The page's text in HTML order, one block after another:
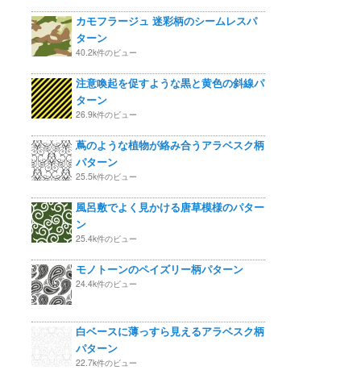
カモフラージュ 迷彩柄のシームレスパ
ターン
40.2k件のビュー
注意喚起を促すような黒と黄色の斜線パ
ターン
26.9k件のビュー
蔦のような植物が絡み合うアラベスク柄
パターン
25.5k件のビュー
風呂敷でよく見かける唐草模様のパター
ン
25.4k件のビュー
モノトーンのペイズリー柄パターン
24.4k件のビュー
白ベースに薄っすら見えるアラベスク柄
パターン
22.7k件のビュー